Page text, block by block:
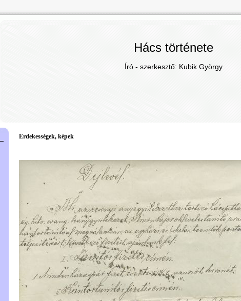
Hács története
Író - szerkesztő: Kubik György
Érdekességek, képek